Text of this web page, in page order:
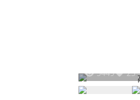
5449 25